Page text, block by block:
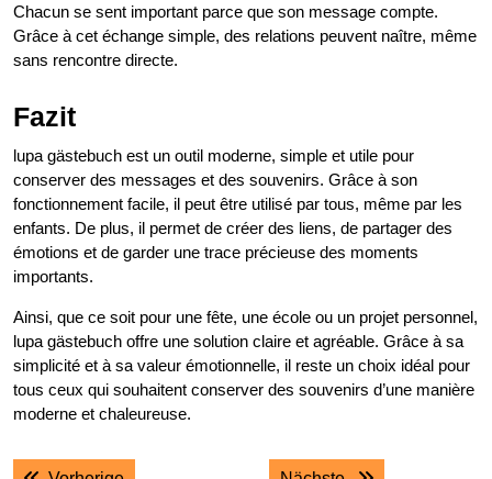
Chacun se sent important parce que son message compte.
Grâce à cet échange simple, des relations peuvent naître, même
sans rencontre directe.
Fazit
lupa gästebuch est un outil moderne, simple et utile pour
conserver des messages et des souvenirs. Grâce à son
fonctionnement facile, il peut être utilisé par tous, même par les
enfants. De plus, il permet de créer des liens, de partager des
émotions et de garder une trace précieuse des moments
importants.
Ainsi, que ce soit pour une fête, une école ou un projet personnel,
lupa gästebuch offre une solution claire et agréable. Grâce à sa
simplicité et à sa valeur émotionnelle, il reste un choix idéal pour
tous ceux qui souhaitent conserver des souvenirs d’une manière
moderne et chaleureuse.
Post